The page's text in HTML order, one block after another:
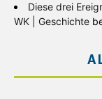
Diese drei
WK | Geschichte